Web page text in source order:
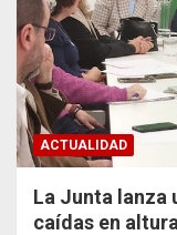
ACTUALIDAD
La Junta lanza
caídas en